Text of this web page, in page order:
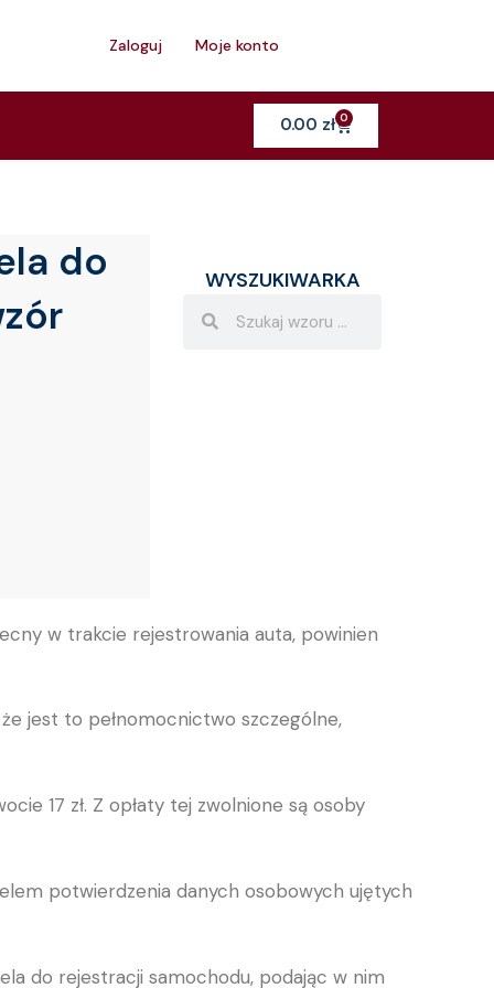
Zaloguj Moje konto
0.00 zł 0Cart
do
WYSZUKIWARKA
w trakcie rejestrowania auta, powinien
jest to pełnomocnictwo szczególne,
17 zł. Z opłaty tej zwolnione są osoby
potwierdzenia danych osobowych ujętych
do rejestracji samochodu, podając w nim